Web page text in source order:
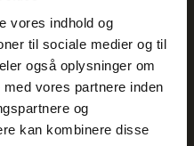
vores indhold og
til sociale medier og til
også oplysninger om
vores partnere inden
og
kan kombinere disse
til alle vores